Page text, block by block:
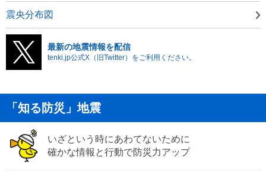
震央分布図
最新の地震情報を配信
tenki.jp公式X（旧Twitter）をご利用ください。
「知る防災」地震
いざという時にあわてないために
確かな情報と行動で防災力アップ